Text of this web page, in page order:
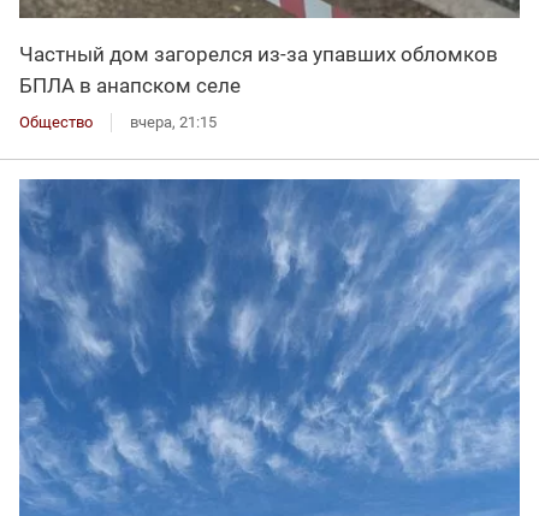
Частный дом загорелся из-за упавших обломков
БПЛА в анапском селе
Общество вчера, 21:15